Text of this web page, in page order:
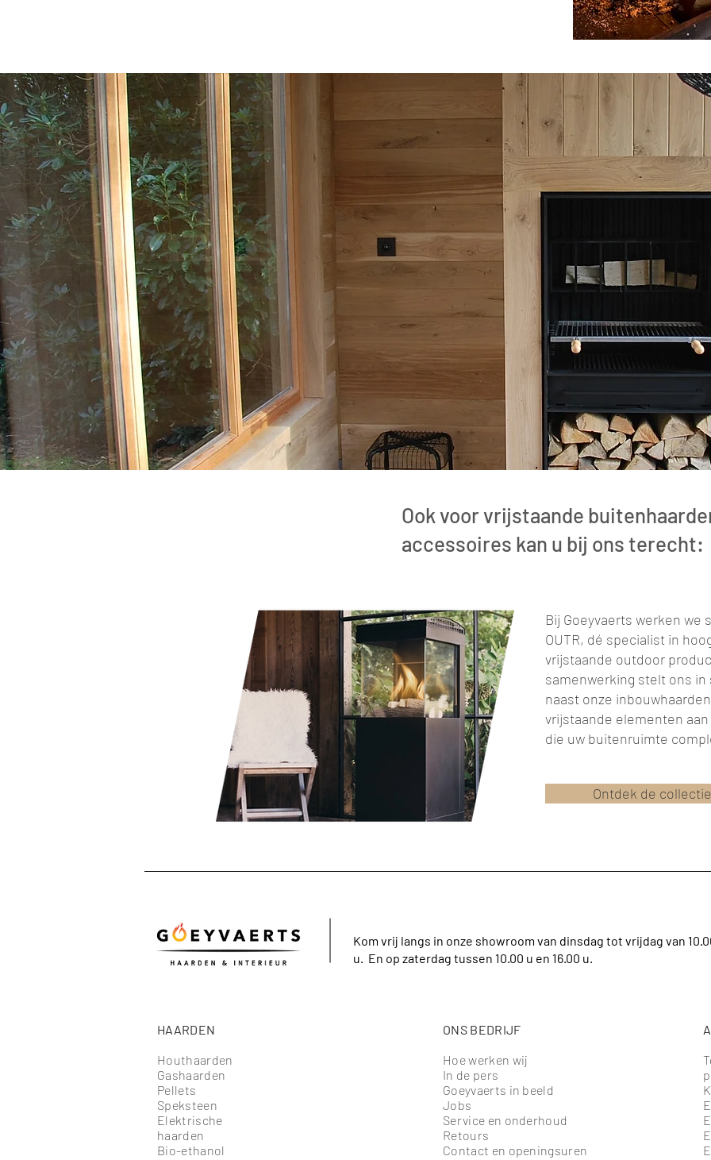
Ook voor vrijstaande
accessoires kan u bij ons terecht:
Bij Goeyvaerts werken we
OUTR, dé specialist in
vrijstaande outdoor
samenwerking stelt ons in
naast onze
vrijstaande elementen
die uw buitenruimte
Ontdek de collectie
Kom vrij langs in onze showroom van dinsdag tot vrijdag van
u. En op zaterdag tussen 10.00 u en 16.00 u.
HAARDEN
Houthaarden
Gashaarden
Pellets
Speksteen
Elektrische
haarden
Bio-ethanol
ONS BEDRIJF
Hoe werken wij
In de pers
Goeyvaerts in beeld
Jobs
Service en onderhoud
Retours
Contact en openingsuren